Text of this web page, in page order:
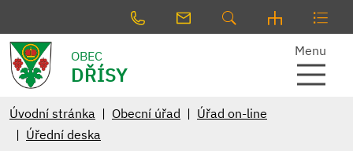
OBEC
DŘÍSY
Menu
Úvodní stránka Obecní úřad
Úřad on-line
Úřední deska